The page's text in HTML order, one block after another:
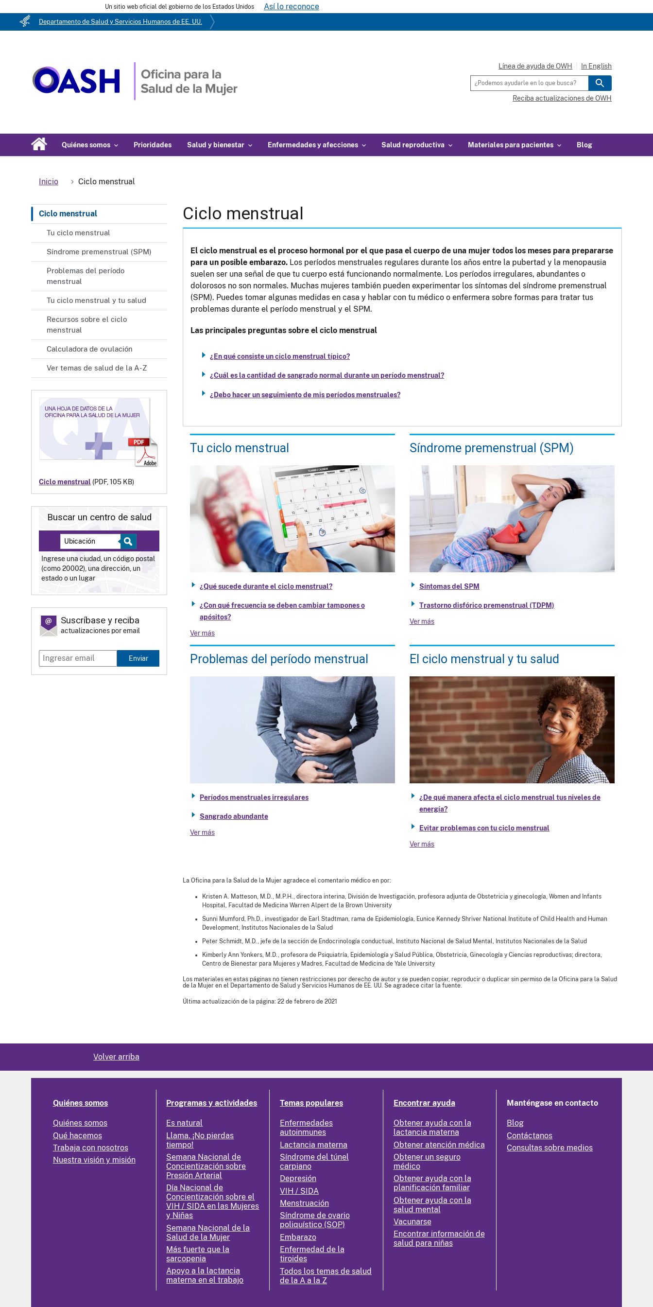
Un sitio web oficial del gobierno de los Estados Unidos Así lo reconoce
Departamento de Salud y Servicios Humanos de EE. UU.
Quiénes somos Prioridades Salud y bienestar Enfermedades y afecciones Salud reproductiva Materiales para pacientes Blog
Línea de ayuda de OWH In English
Reciba actualizaciones de OWH
Inicio Ciclo menstrual
Ciclo menstrual
Tu ciclo menstrual
Síndrome premenstrual (SPM)
Problemas del período
menstrual
Tu ciclo menstrual y tu salud
Recursos sobre el ciclo
menstrual
Calculadora de ovulación
Ver temas de salud de la A-Z
Ciclo menstrual (PDF, 105 KB)
Buscar un centro de salud
Ingrese una ciudad, un código postal
(como 20002), una dirección, un
estado o un lugar
Suscríbase y reciba
actualizaciones por email
Enviar
Ciclo menstrual
El ciclo menstrual es el proceso hormonal por el que pasa el cuerpo de una mujer todos los meses para prepararse
para un posible embarazo. Los períodos menstruales regulares durante los años entre la pubertad y la menopausia
suelen ser una señal de que tu cuerpo está funcionando normalmente. Los períodos irregulares, abundantes o
dolorosos no son normales. Muchas mujeres también pueden experimentar los síntomas del síndrome premenstrual
(SPM). Puedes tomar algunas medidas en casa y hablar con tu médico o enfermera sobre formas para tratar tus
problemas durante el período menstrual y el SPM.
Las principales preguntas sobre el ciclo menstrual
¿En qué consiste un ciclo menstrual típico?
¿Cuál es la cantidad de sangrado normal durante un período menstrual?
¿Debo hacer un seguimiento de mis períodos menstruales?
Tu ciclo menstrual
¿Qué sucede durante el ciclo menstrual?
¿Con qué frecuencia se deben cambiar tampones o
apósitos?
Ver más
Síndrome premenstrual (SPM)
Síntomas del SPM
Trastorno disfórico premenstrual (TDPM)
Ver más
Problemas del período menstrual
Períodos menstruales irregulares
Sangrado abundante
Ver más
El ciclo menstrual y tu salud
¿De qué manera afecta el ciclo menstrual tus niveles de
energía?
Evitar problemas con tu ciclo menstrual
Ver más
La Oficina para la Salud de la Mujer agradece el comentario médico en por:
Kristen A. Matteson, M.D., M.P.H., directora interina, División de Investigación, profesora adjunta de Obstetricia y ginecología, Women and Infants
Hospital, Facultad de Medicina Warren Alpert de la Brown University
Sunni Mumford, Ph.D., investigador de Earl Stadtman, rama de Epidemiología, Eunice Kennedy Shriver National Institute of Child Health and Human
Development, Institutos Nacionales de la Salud
Peter Schmidt, M.D., jefe de la sección de Endocrinología conductual, Instituto Nacional de Salud Mental, Institutos Nacionales de la Salud
Kimberly Ann Yonkers, M.D., profesora de Psiquiatría, Epidemiología y Salud Pública, Obstetricia, Ginecología y Ciencias reproductivas; directora,
Centro de Bienestar para Mujeres y Madres, Facultad de Medicina de Yale University
Los materiales en estas páginas no tienen restricciones por derecho de autor y se pueden copiar, reproducir o duplicar sin permiso de la Oficina para la Salud
de la Mujer en el Departamento de Salud y Servicios Humanos de EE. UU. Se agradece citar la fuente.
Última actualización de la página: 22 de febrero de 2021
Volver arriba
Quiénes somos
Quiénes somos
Qué hacemos
Trabaja con nosotros
Nuestra visión y misión
Programas y actividades
Es natural
Llama. ¡No pierdas
tiempo!
Semana Nacional de
Concientización sobre
Presión Arterial
Día Nacional de
Concientización sobre el
VIH / SIDA en las Mujeres
y Niñas
Semana Nacional de la
Salud de la Mujer
Más fuerte que la
sarcopenia
Apoyo a la lactancia
materna en el trabajo
Temas populares
Enfermedades
autoinmunes
Lactancia materna
Síndrome del túnel
carpiano
Depresión
VIH / SIDA
Menstruación
Síndrome de ovario
poliquístico (SOP)
Embarazo
Enfermedad de la
tiroides
Todos los temas de salud
de la A a la Z
Encontrar ayuda
Obtener ayuda con la
lactancia materna
Obtener atención médica
Obtener un seguro
médico
Obtener ayuda con la
planificación familiar
Obtener ayuda con la
salud mental
Vacunarse
Encontrar información de
salud para niñas
Manténgase en contacto
Blog
Contáctanos
Consultas sobre medios